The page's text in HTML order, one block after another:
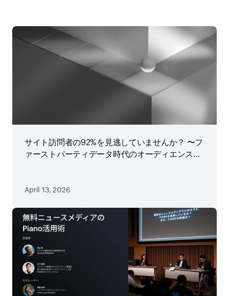
サイト訪問者の92%を見逃していませんか？ 〜フ
ァーストパーティデータ時代のオーディエンス戦
April 13, 2026